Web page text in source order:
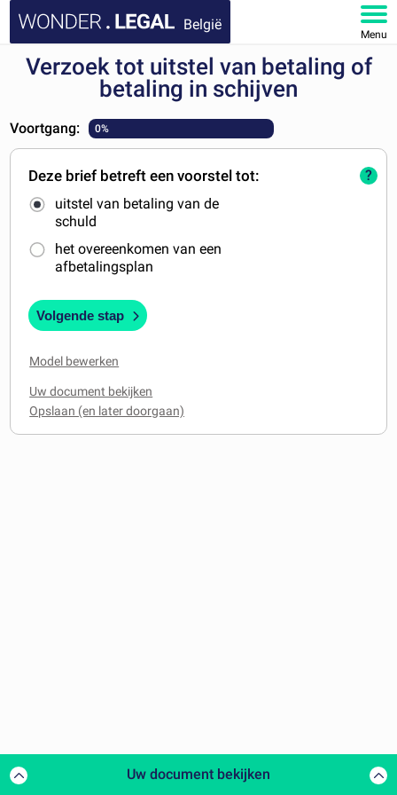
België
Menu
HOME
MIJN ACCOUNT
Verzoek tot uitstel van betaling of
betaling in schijven
Voortgang: 0%
Deze brief betreft een voorstel tot:
uitstel van betaling van de
schuld
het overeenkomen van een
afbetalingsplan
?
Volgende stap
Model bewerken
Uw document bekijken
Uw document bekijken